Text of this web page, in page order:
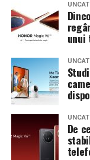
unui
De